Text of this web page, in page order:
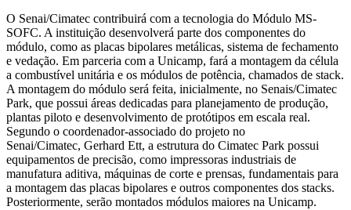
O Senai/Cimatec contribuirá com a tecnologia do Módulo MS-
SOFC. A instituição desenvolverá parte dos componentes do
módulo, como as placas bipolares metálicas, sistema de fechamento
e vedação. Em parceria com a Unicamp, fará a montagem da célula
a combustível unitária e os módulos de potência, chamados de stack.
A montagem do módulo será feita, inicialmente, no Senais/Cimatec
Park, que possui áreas dedicadas para planejamento de produção,
plantas piloto e desenvolvimento de protótipos em escala real.
Segundo o coordenador-associado do projeto no
Senai/Cimatec, Gerhard Ett, a estrutura do Cimatec Park possui
equipamentos de precisão, como impressoras industriais de
manufatura aditiva, máquinas de corte e prensas, fundamentais para
a montagem das placas bipolares e outros componentes dos stacks.
Posteriormente, serão montados módulos maiores na Unicamp.